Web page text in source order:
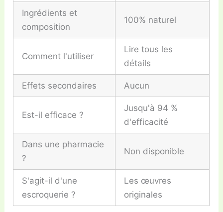
Ingrédients et
composition
100% naturel
Comment l'utiliser
Lire tous les
détails
Effets secondaires Aucun
Est-il efficace ?
Jusqu'à 94 %
d'efficacité
Dans une pharmacie
?
Non disponible
S'agit-il d'une
escroquerie ?
Les œuvres
originales